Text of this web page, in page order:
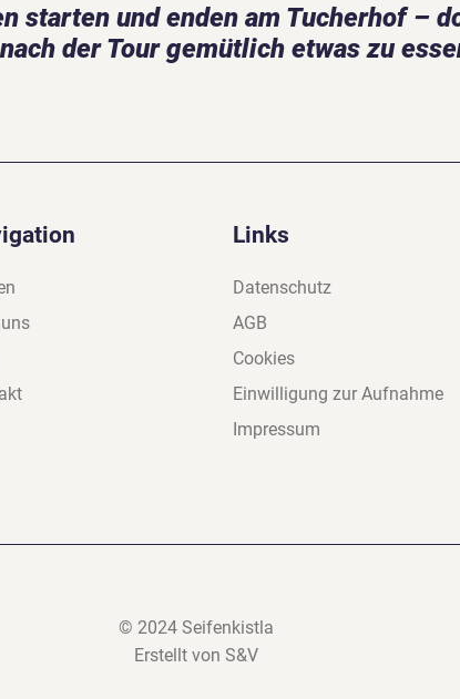
starten und enden am Tucherhof –
der Tour gemütlich etwas zu
Links
Datenschutz
AGB
Cookies
Einwilligung zur Aufnahme
Impressum
© 2024 Seifenkistla
Erstellt von S&V